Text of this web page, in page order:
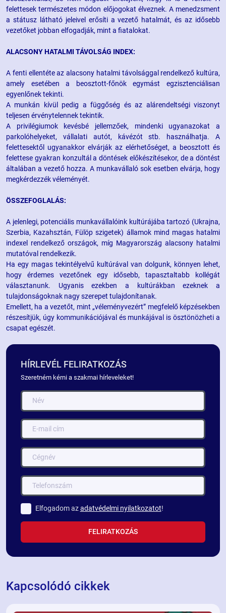
felettesek természetes módon előjogokat élveznek. A menedzsment
a státusz látható jeleivel erősíti a vezető hatalmát, és az idősebb
vezetőket jobban elfogadják, mint a fiatalokat.
ALACSONY HATALMI TÁVOLSÁG INDEX:
A fenti ellentéte az alacsony hatalmi távolsággal rendelkező kultúra,
amely esetében a beosztott-főnök egymást egzisztenciálisan
egyenlőnek tekinti.
A munkán kívül pedig a függőség és az alárendeltségi viszonyt
teljesen érvénytelennek tekintik.
A privilégiumok kevésbé jellemzőek, mindenki ugyanazokat a
parkolóhelyeket, vállalati autót, kávézót stb. használhatja. A
felettesektől ugyanakkor elvárják az elérhetőséget, a beosztott és
felettese gyakran konzultál a döntések előkészítésekor, de a döntést
általában a vezető hozza. A munkavállaló sok esetben elvárja, hogy
megkérdezzék véleményét.
ÖSSZEFOGLALÁS:
A jelenlegi, potenciális munkavállalóink kultúrájába tartozó (Ukrajna,
Szerbia, Kazahsztán, Fülöp szigetek) államok mind magas hatalmi
indexel rendelkező országok, míg Magyarország alacsony hatalmi
mutatóval rendelkezik.
Ha egy magas tekintélyelvű kultúrával van dolgunk, könnyen lehet,
hogy érdemes vezetőnek egy idősebb, tapasztaltabb kollégát
választanunk. Ugyanis ezekben a kultúrákban ezeknek a
tulajdonságoknak nagy szerepet tulajdonítanak.
Emellett, ha a vezetőt, mint „véleményvezért” megfelelő képzésekben
részesítjük, úgy kommunikációjával és munkájával is ösztönözheti a
csapat egészét.
HÍRLEVÉL FELIRATKOZÁS
Szeretném kérni a szakmai hírleveleket!
Elfogadom azadatvédelmi nyilatkozatot!
FELIRATKOZÁS
Kapcsolódó cikkek